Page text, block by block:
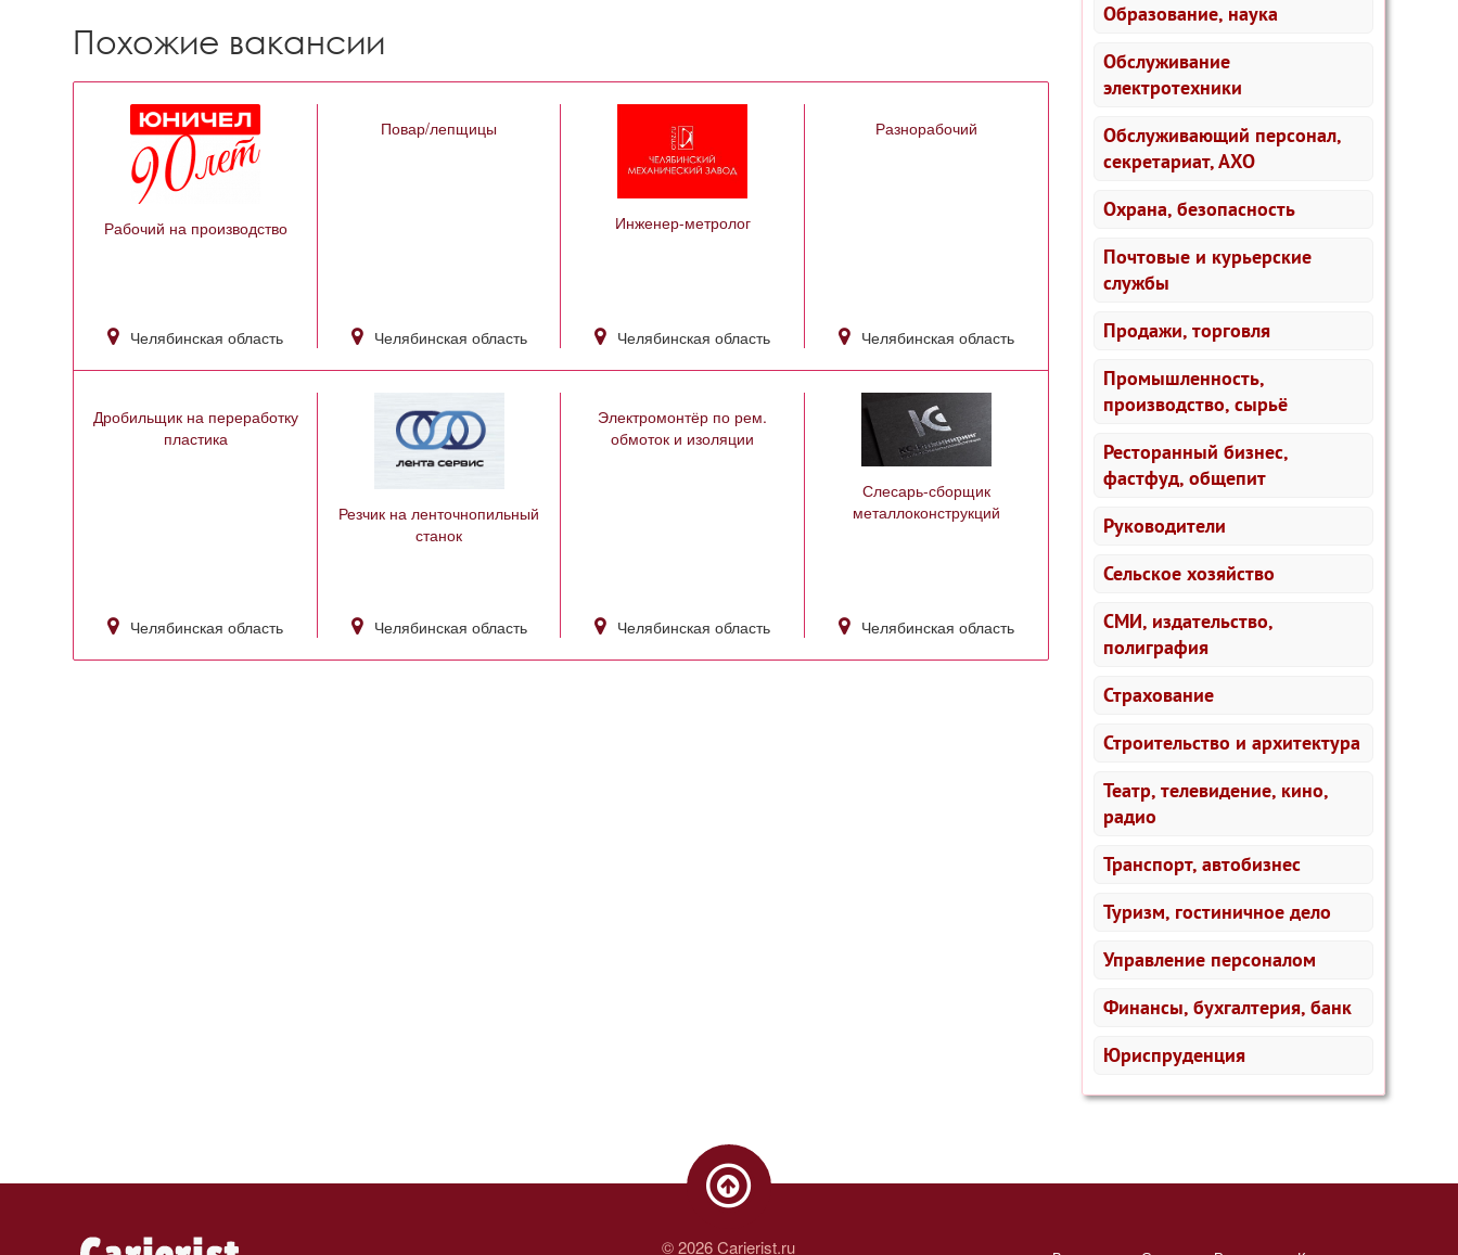
Образование, наука
Обслуживание
электротехники
Обслуживающий персонал,
секретариат, АХО
Охрана, безопасность
Почтовые и курьерские
службы
Продажи, торговля
Промышленность,
производство, сырьё
Ресторанный бизнес,
фастфуд, общепит
Руководители
Сельское хозяйство
СМИ, издательство,
полиграфия
Страхование
Строительство и архитектура
Театр, телевидение, кино,
радио
Транспорт, автобизнес
Туризм, гостиничное дело
Управление персоналом
Финансы, бухгалтерия, банк
Юриспруденция
Похожие вакансии
Рабочий на производство
Челябинская область
Повар/лепщицы
Челябинская область
Инженер-метролог
Челябинская область
Разнорабочий
Челябинская область
Дробильщик на переработку
пластика
Челябинская область
Резчик на ленточнопильный
станок
Челябинская область
Электромонтёр по рем.
обмоток и изоляции
Челябинская область
Слесарь-сборщик
металлоконструкций
Челябинская область
© 2026 Carierist.ru